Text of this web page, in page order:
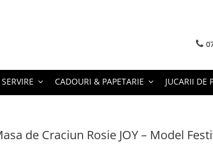
CADOURI & PAPETARIE JUCARII DE
de Craciun Rosie JOY – Model